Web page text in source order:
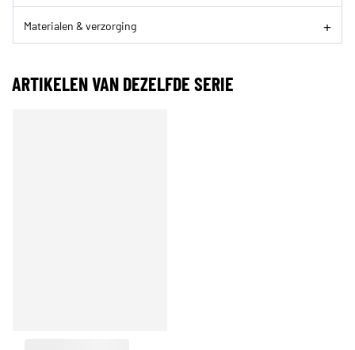
Materialen & verzorging
ARTIKELEN VAN DEZELFDE SERIE